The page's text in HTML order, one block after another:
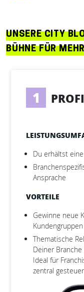
UNSERE CITY
BÜHNE FÜR
1
Du erhältst
Ansprache
VORTEILE
Gewinne neue
Thematische
Deiner Branche
Ideal für
zentral